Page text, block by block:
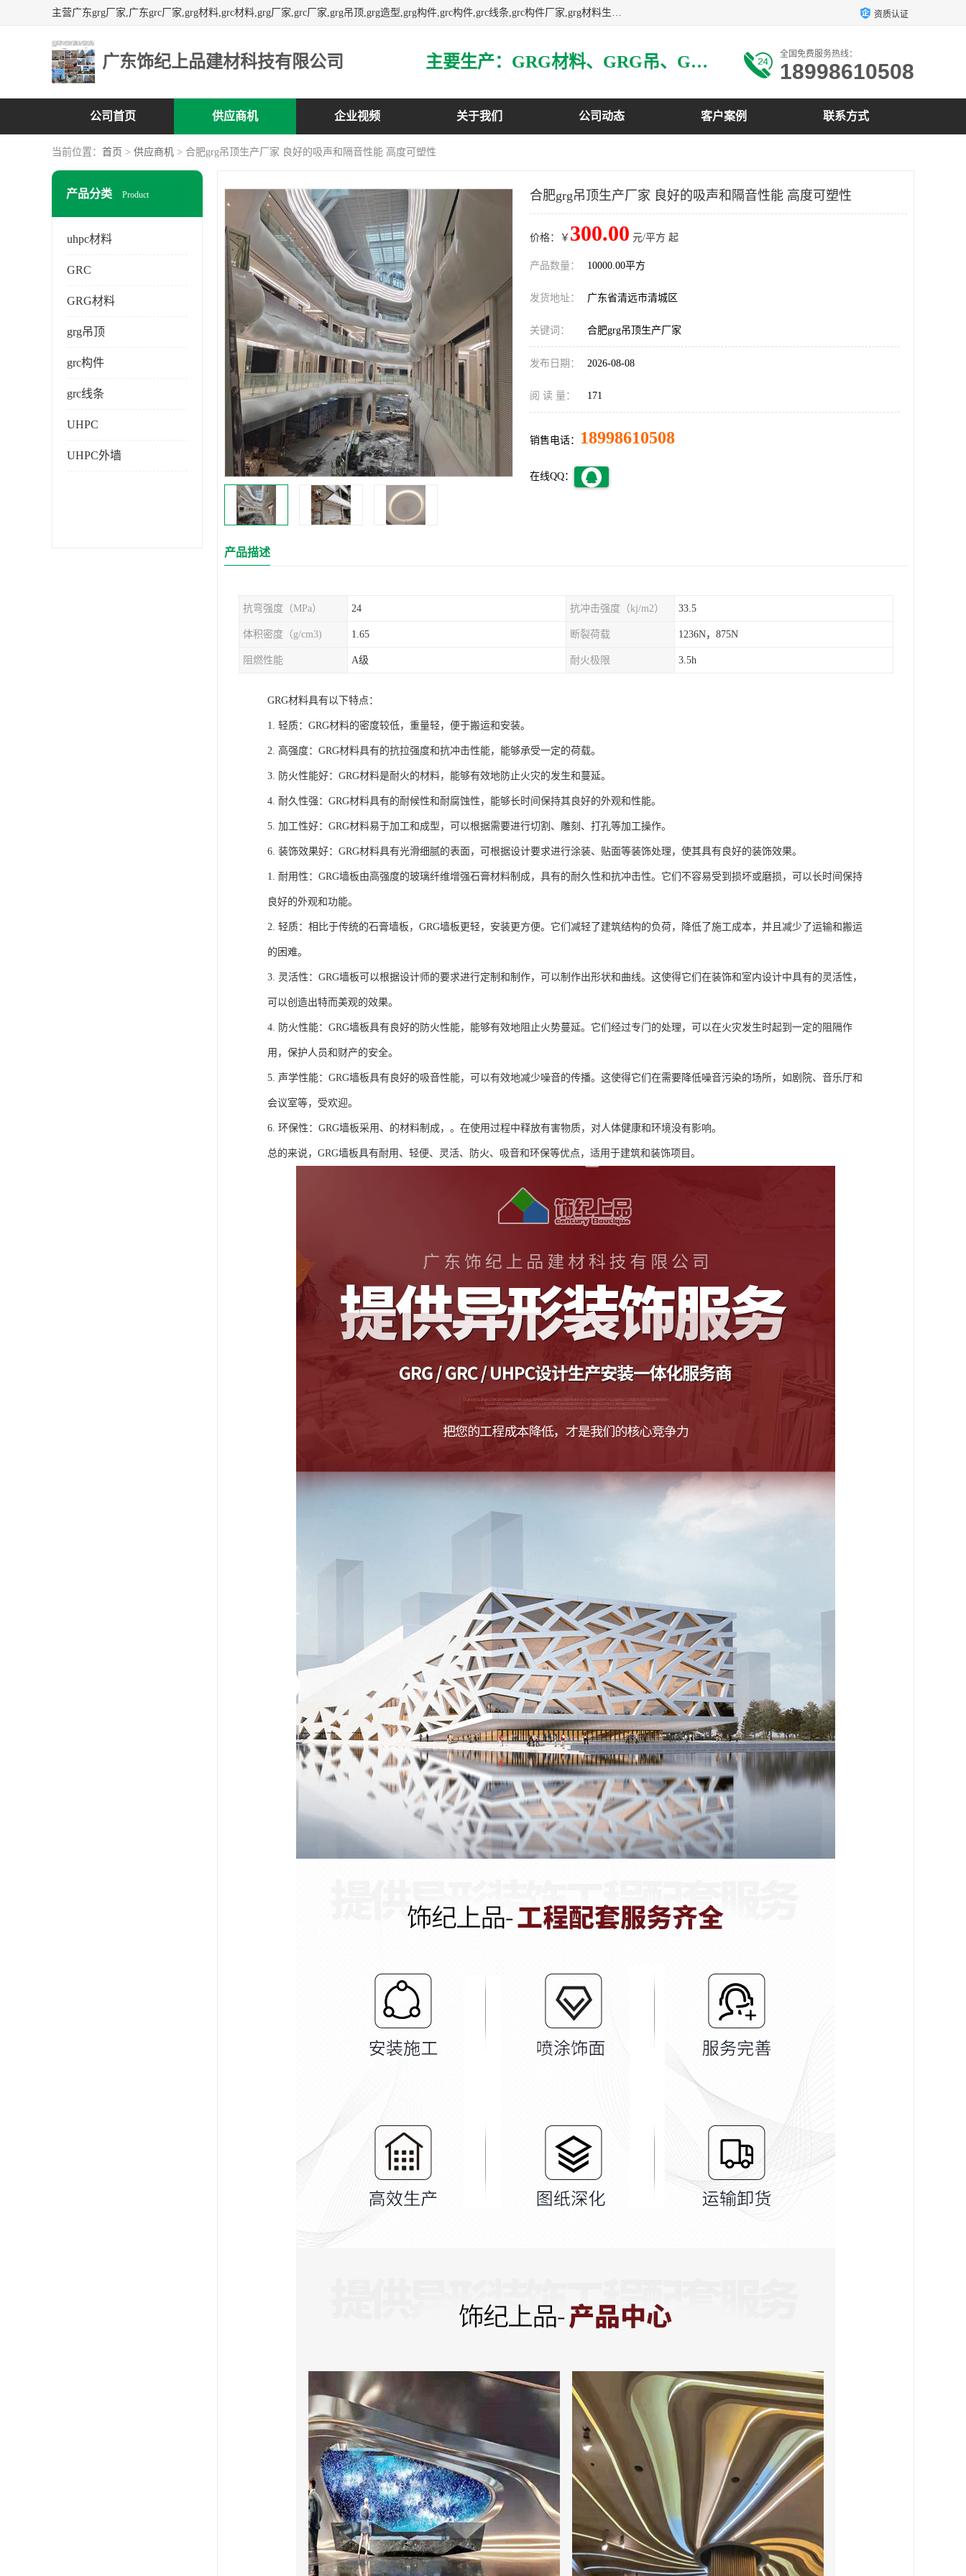
主营广东grg厂家,广东grc厂家,grg材料,grc材料,grg厂家,grc厂家,grg吊顶,grg造型,grg构件,grc构件,grc线条,grc构件厂家,grg材料生产厂家,grg材料定制,uhpc,uhpc厂家,uhpc外墙挂板,uhpc镂空幕墙板,3万平方厂房,如果您对我公司的产品服务感兴趣,请联系我们. 资质认证
广东饰纪上品建材科技有限公司 主要生产：GRG材料、GRG吊、GRG构件、GRG线条、GRG艺术造型、GRG吊材料等 全国免费服务热线：
18998610508
公司首页 供应商机 企业视频 关于我们 公司动态 客户案例 联系方式
当前位置： 首页 > 供应商机 > 合肥grg吊顶生产厂家 良好的吸声和隔音性能 高度可塑性
产品分类 Product
uhpc材料
GRC
GRG材料
grg吊顶
grc构件
grc线条
UHPC
UHPC外墙
合肥grg吊顶生产厂家 良好的吸声和隔音性能 高度可塑性
价格：￥ 300.00 元/平方 起
产品数量： 10000.00平方
发货地址： 广东省清远市清城区
关键词： 合肥grg吊顶生产厂家
发布日期： 2026-08-08
阅 读 量： 171
销售电话： 18998610508
在线QQ：
产品描述
抗弯强度（MPa） 24 抗冲击强度（kj/m2） 33.5
体积密度（g/cm3) 1.65 断裂荷载 1236N，875N
阻燃性能 A级 耐火极限 3.5h
GRG材料具有以下特点：
1. 轻质：GRG材料的密度较低，重量轻，便于搬运和安装。
2. 高强度：GRG材料具有的抗拉强度和抗冲击性能，能够承受一定的荷载。
3. 防火性能好：GRG材料是耐火的材料，能够有效地防止火灾的发生和蔓延。
4. 耐久性强：GRG材料具有的耐候性和耐腐蚀性，能够长时间保持其良好的外观和性能。
5. 加工性好：GRG材料易于加工和成型，可以根据需要进行切割、雕刻、打孔等加工操作。
6. 装饰效果好：GRG材料具有光滑细腻的表面，可根据设计要求进行涂装、贴面等装饰处理，使其具有良好的装饰效果。
1. 耐用性：GRG墙板由高强度的玻璃纤维增强石膏材料制成，具有的耐久性和抗冲击性。它们不容易受到损坏或磨损，可以长时间保持
良好的外观和功能。
2. 轻质：相比于传统的石膏墙板，GRG墙板更轻，安装更方便。它们减轻了建筑结构的负荷，降低了施工成本，并且减少了运输和搬运
的困难。
3. 灵活性：GRG墙板可以根据设计师的要求进行定制和制作，可以制作出形状和曲线。这使得它们在装饰和室内设计中具有的灵活性，
可以创造出特而美观的效果。
4. 防火性能：GRG墙板具有良好的防火性能，能够有效地阻止火势蔓延。它们经过专门的处理，可以在火灾发生时起到一定的阻隔作
用，保护人员和财产的安全。
5. 声学性能：GRG墙板具有良好的吸音性能，可以有效地减少噪音的传播。这使得它们在需要降低噪音污染的场所，如剧院、音乐厅和
会议室等，受欢迎。
6. 环保性：GRG墙板采用、的材料制成，。在使用过程中释放有害物质，对人体健康和环境没有影响。
总的来说，GRG墙板具有耐用、轻便、灵活、防火、吸音和环保等优点，适用于建筑和装饰项目。